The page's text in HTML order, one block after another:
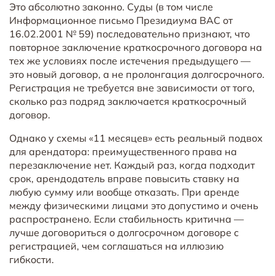
Это абсолютно законно. Суды (в том числе
Информационное письмо Президиума ВАС от
16.02.2001 № 59) последовательно признают, что
повторное заключение краткосрочного договора на
тех же условиях после истечения предыдущего —
это новый договор, а не пролонгация долгосрочного.
Регистрация не требуется вне зависимости от того,
сколько раз подряд заключается краткосрочный
договор.
Однако у схемы «11 месяцев» есть реальный подвох
для арендатора: преимущественного права на
перезаключение нет. Каждый раз, когда подходит
срок, арендодатель вправе повысить ставку на
любую сумму или вообще отказать. При аренде
между физическими лицами это допустимо и очень
распространено. Если стабильность критична —
лучше договориться о долгосрочном договоре с
регистрацией, чем соглашаться на иллюзию
гибкости.